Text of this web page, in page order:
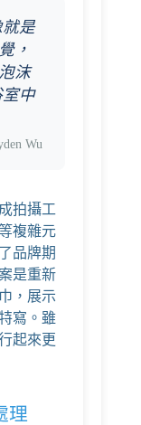
是
，
沫
中
Wu
拍攝工
複雜元
品牌期
是重新
，展示
寫。雖
起來更
理